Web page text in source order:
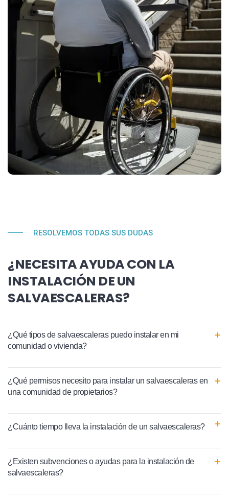
RESOLVEMOS TODAS SUS DUDAS
¿NECESITA AYUDA CON LA
INSTALACIÓN DE UN
SALVAESCALERAS?
¿Qué tipos de salvaescaleras puedo instalar en mi
comunidad o vivienda?
¿Qué permisos necesito para instalar un salvaescaleras en
una comunidad de propietarios?
¿Cuánto tiempo lleva la instalación de un salvaescaleras?
¿Existen subvenciones o ayudas para la instalación de
salvaescaleras?